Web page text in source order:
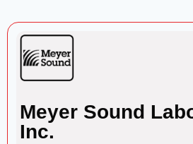
Meyer Sound
Inc.